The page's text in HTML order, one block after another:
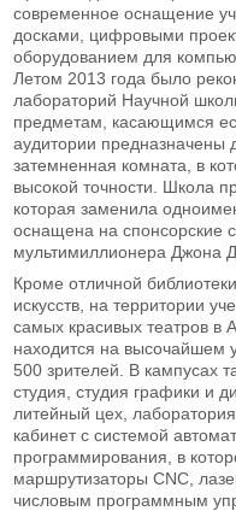
современное оснащение
досками, цифровыми
оборудованием для
Летом 2013 года было
лабораторий Научной
предметам, касающимся
аудитории предназначены
затемненная комната, в
высокой точности. Школа
которая заменила
оснащена на спонсорские
мультимиллионера Джона
Кроме отличной
искусств, на территории
самых красивых театров в
находится на высочайшем
500 зрителей. В кампусах
студия, студия графики и
литейный цех, лаборатория
кабинет с системой
программирования, в
маршрутизаторы CNC,
числовым программным